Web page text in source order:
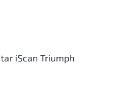
iScan Triumph